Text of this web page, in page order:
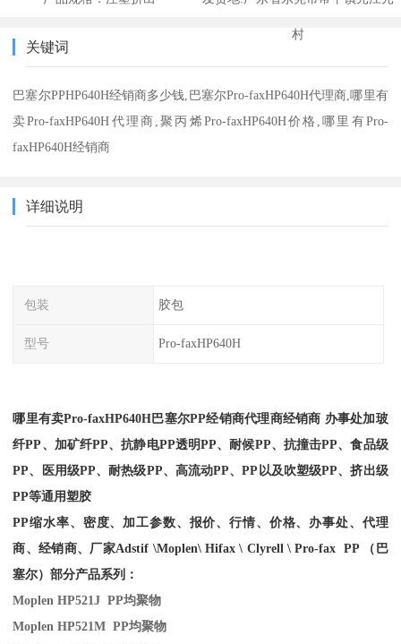
村
关键词
巴塞尔PPHP640H经销商多少钱,巴塞尔Pro-faxHP640H代理商,哪里有
卖Pro-faxHP640H代理商,聚丙烯Pro-faxHP640H价格,哪里有Pro-
faxHP640H经销商
详细说明
包装 胶包
型号 Pro-faxHP640H
哪里有卖Pro-faxHP640H 巴塞尔PP经销商代理商经销商 办事处加玻
纤PP、加矿纤PP、抗静电PP透明PP、耐候PP、抗撞击PP、食品级
PP、医用级PP、耐热级PP、高流动PP、PP以及吹塑级PP、挤出级
PP等通用塑胶
PP缩水率、密度、加工参数、报价、行情、价格、办事处、代理
商、经销商、厂家Adstif \Moplen\ Hifax \ Clyrell \ Pro-fax PP （巴
塞尔）部分产品系列：
Moplen HP521J PP均聚物
Moplen HP521M PP均聚物